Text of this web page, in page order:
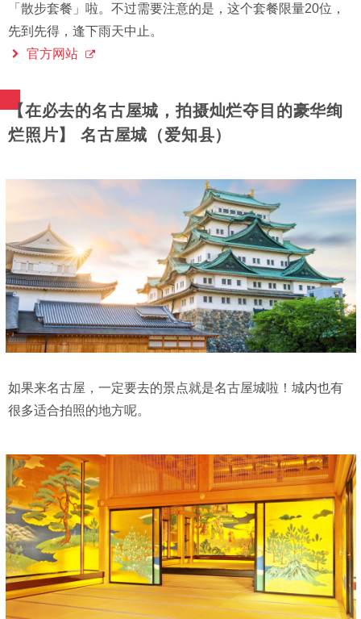
「散步套餐」啦。不过需要注意的是，这个套餐限量20位，
先到先得，逢下雨天中止。
官方网站
【在必去的名古屋城，拍摄灿烂夺目的豪华绚
烂照片】 名古屋城（爱知县）
如果来名古屋，一定要去的景点就是名古屋城啦！城内也有
很多适合拍照的地方呢。